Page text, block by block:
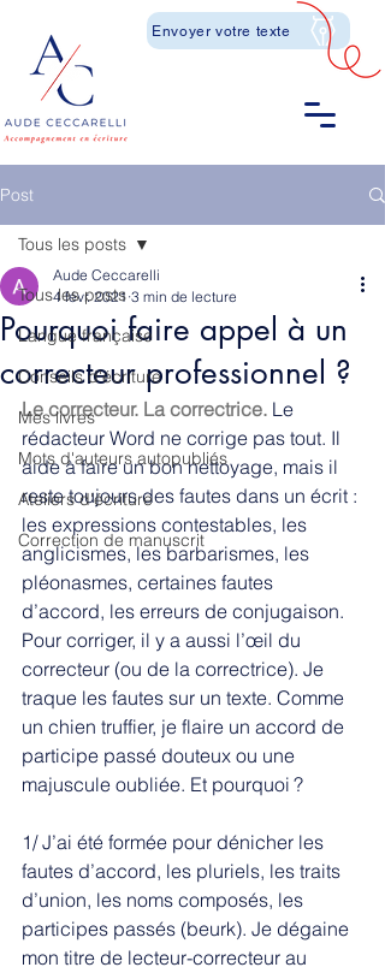
Envoyer votre texte
Post
Tous les posts
Langue française
Conseils d'écriture
Mes livres
Mots d'auteurs autopubliés
Ateliers d'écriture
Correction de manuscrit
Tous les posts
Pourquoi faire appel à un
correcteur professionnel ?
Aude Ceccarelli
4 févr. 2021 3 min de lecture
Le correcteur. La correctrice. Le
rédacteur Word ne corrige pas tout. Il
aide à faire un bon nettoyage, mais il
reste toujours des fautes dans un écrit :
les expressions contestables, les
anglicismes, les barbarismes, les
pléonasmes, certaines fautes
d’accord, les erreurs de conjugaison.
Pour corriger, il y a aussi l’œil du
correcteur (ou de la correctrice). Je
traque les fautes sur un texte. Comme
un chien truffier, je flaire un accord de
participe passé douteux ou une
majuscule oubliée. Et pourquoi ?
1/ J’ai été formée pour dénicher les
fautes d’accord, les pluriels, les traits
d’union, les noms composés, les
participes passés (beurk). Je dégaine
mon titre de lecteur-correcteur au